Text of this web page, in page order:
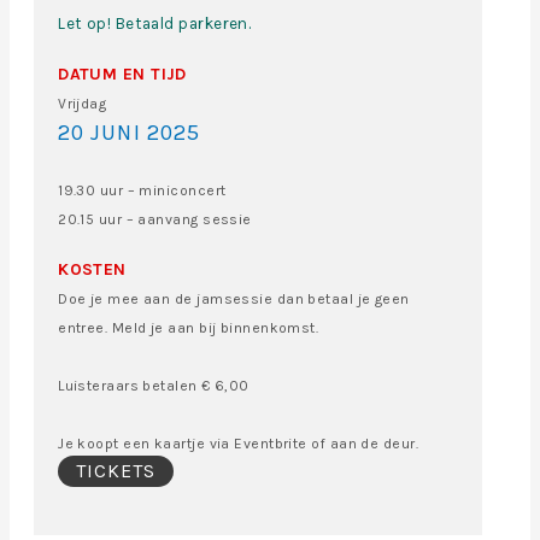
Let op! Betaald parkeren.
DATUM EN TIJD
Vrijdag
20 JUNI 2025
19.30 uur – miniconcert
20.15 uur – aanvang sessie
KOSTEN
Doe je mee aan de jamsessie dan betaal je geen
entree. Meld je aan bij binnenkomst.
Luisteraars betalen € 6,00
Je koopt een kaartje via Eventbrite of aan de deur.
TICKETS